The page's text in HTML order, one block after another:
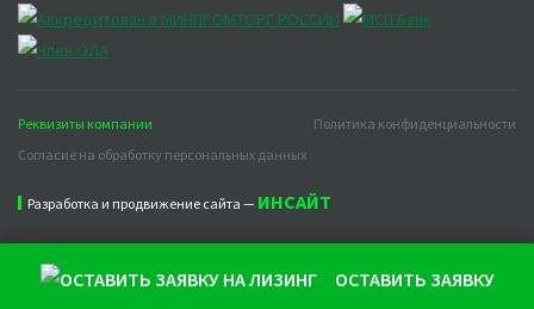
Реквизиты компании
Политика конфиденциальности
Согласие на обработку персональных данных
Разработка и продвижение сайта — ИНСАЙТ
ОСТАВИТЬ ЗАЯВКУ